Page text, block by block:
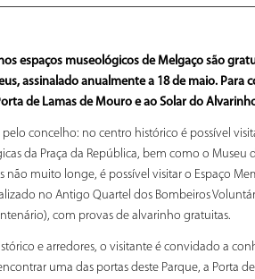
espaços museológicos de Melgaço são
assinalado anualmente a 18 de maio. Para
de Lamas de Mouro e ao Solar do
pelo concelho: no centro histórico é possível
da Praça da República, bem como o Museu
não muito longe, é possível visitar o Espaço
no Antigo Quartel dos Bombeiros
com provas de alvarinho gratuitas.
e arredores, o visitante é convidado a
uma das portas deste Parque, a Porta